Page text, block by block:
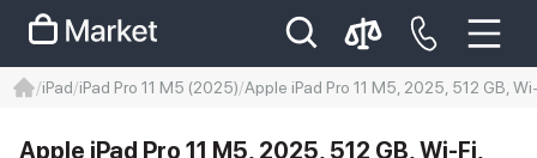
iPad iPad Pro 11 M5 (2025) Apple iPad Pro 11 M5, 2025, 512 GB,
Apple iPad Pro 11 M5, 2025, 512 GB, Wi-Fi,